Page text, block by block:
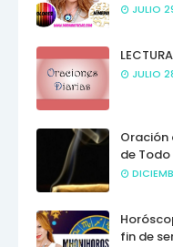
JULIO
JULIO
Oración
de
fin de